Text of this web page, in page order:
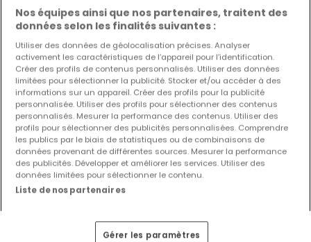
Achat Locaux commerciaux Steinfort
Achat Fonds de commerce Steinfort
Achat Restaurants Steinfort
Achat Hôtels Steinfort
Achat Entrepôts Steinfort
Autres recherches suggérées
Agences immobilières à Steinfort
Estimation immobilière
Nos équipes ainsi que nos partenaires, traitent des
données selon les finalités suivantes :
Utiliser des données de géolocalisation précises. Analyser
activement les caractéristiques de l’appareil pour l’identification.
Créer des profils de contenus personnalisés. Utiliser des données
limitées pour sélectionner la publicité. Stocker et/ou accéder à des
informations sur un appareil. Créer des profils pour la publicité
personnalisée. Utiliser des profils pour sélectionner des contenus
personnalisés. Mesurer la performance des contenus. Utiliser des
profils pour sélectionner des publicités personnalisées. Comprendre
les publics par le biais de statistiques ou de combinaisons de
données provenant de différentes sources. Mesurer la performance
des publicités. Développer et améliorer les services. Utiliser des
données limitées pour sélectionner le contenu.
Liste de nos partenaires
Gérer les paramètres